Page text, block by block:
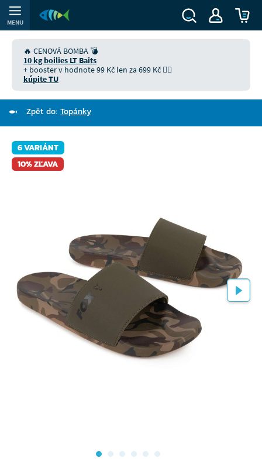
MENU
🔥 CENOVÁ BOMBA 💣
10 kg boilies LT Baits
+ booster v hodnote 99 Kč len za 699 Kč 👉🏻
kúpite TU
Zpět do: Topánky
6 VARIÁNT
10% ZĽAVA